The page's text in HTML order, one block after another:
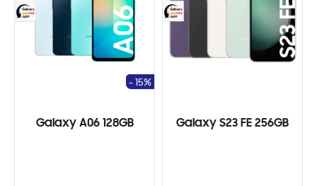
Galaxy A06 128GB
- 15%
Galaxy S23 FE 256GB